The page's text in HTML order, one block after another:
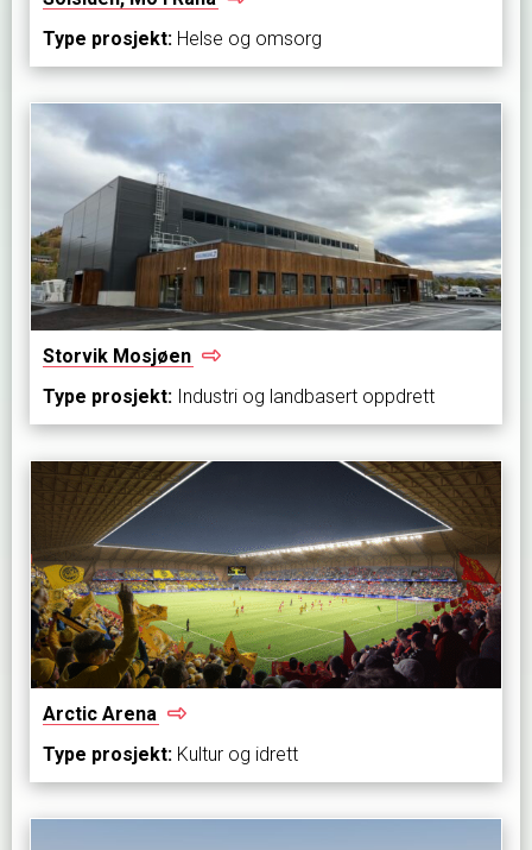
Type prosjekt: Helse og omsorg
Storvik Mosjøen
Type prosjekt: Industri og landbasert oppdrett
Arctic Arena
Type prosjekt: Kultur og idrett